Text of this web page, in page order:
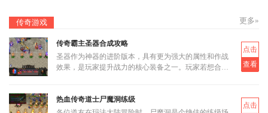
传奇游戏 更多»
传奇霸主圣器合成攻略
圣器作为神器的进阶版本，具有更为强大的属性和作战
效果，是玩家提升战力的核心装备之一。玩家若想合成
点击
查看
热血传奇道士尸魔洞练级
点击